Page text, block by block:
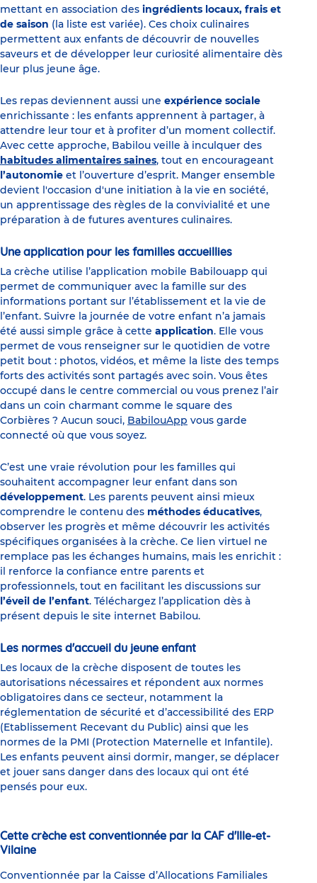
mettant en association des ingrédients locaux, frais et
de saison (la liste est variée). Ces choix culinaires
permettent aux enfants de découvrir de nouvelles
saveurs et de développer leur curiosité alimentaire dès
leur plus jeune âge.
Les repas deviennent aussi une expérience sociale
enrichissante : les enfants apprennent à partager, à
attendre leur tour et à profiter d’un moment collectif.
Avec cette approche, Babilou veille à inculquer des
habitudes alimentaires saines, tout en encourageant
l’autonomie et l’ouverture d’esprit. Manger ensemble
devient l'occasion d'une initiation à la vie en société,
un apprentissage des règles de la convivialité et une
préparation à de futures aventures culinaires.
Une application pour les familles accueillies
La crèche utilise l’application mobile Babilouapp qui
permet de communiquer avec la famille sur des
informations portant sur l’établissement et la vie de
l’enfant. Suivre la journée de votre enfant n’a jamais
été aussi simple grâce à cette application. Elle vous
permet de vous renseigner sur le quotidien de votre
petit bout : photos, vidéos, et même la liste des temps
forts des activités sont partagés avec soin. Vous êtes
occupé dans le centre commercial ou vous prenez l’air
dans un coin charmant comme le square des
Corbières ? Aucun souci, BabilouApp vous garde
connecté où que vous soyez.
C’est une vraie révolution pour les familles qui
souhaitent accompagner leur enfant dans son
développement. Les parents peuvent ainsi mieux
comprendre le contenu des méthodes éducatives,
observer les progrès et même découvrir les activités
spécifiques organisées à la crèche. Ce lien virtuel ne
remplace pas les échanges humains, mais les enrichit :
il renforce la confiance entre parents et
professionnels, tout en facilitant les discussions sur
l’éveil de l’enfant. Téléchargez l’application dès à
présent depuis le site internet Babilou.
Les normes d'accueil du jeune enfant
Les locaux de la crèche disposent de toutes les
autorisations nécessaires et répondent aux normes
obligatoires dans ce secteur, notamment la
réglementation de sécurité et d’accessibilité des ERP
(Etablissement Recevant du Public) ainsi que les
normes de la PMI (Protection Maternelle et Infantile).
Les enfants peuvent ainsi dormir, manger, se déplacer
et jouer sans danger dans des locaux qui ont été
pensés pour eux.
Cette crèche est conventionnée par la CAF d'Ille-et-
Vilaine
Conventionnée par la Caisse d’Allocations Familiales